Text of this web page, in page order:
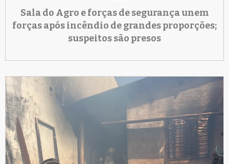
Sala do Agro e forças de segurança unem
forças após incêndio de grandes proporções;
suspeitos são presos